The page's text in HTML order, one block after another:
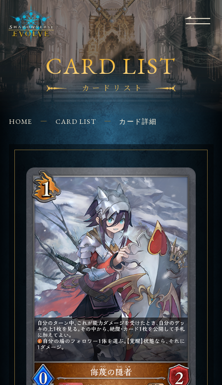
Q&A
EVENT SHOPS
FOR
BEGINNERS
APPLICATION
CONTACT
CARD LIST
カードリスト
HOME CARD LIST カード詳細